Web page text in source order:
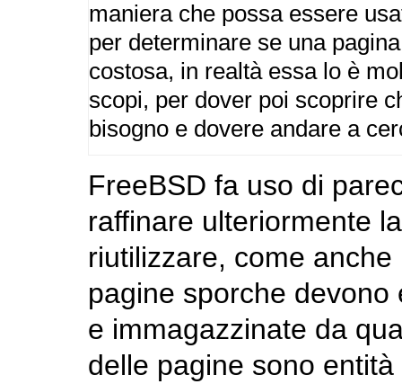
maniera che possa essere
per determinare se una
costosa, in realtà essa lo è
scopi, per dover poi scoprire
bisogno e dovere andare a
FreeBSD fa uso di
raffinare ulteriormente
riutilizzare, come
pagine sporche
e immagazzinate da
delle pagine sono